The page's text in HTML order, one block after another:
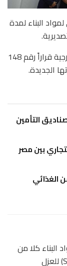
البناء لمدة
وأصدر حسن الخطيب وزير الاستثمار والتجارة الخارجية قراراً رقم 148
التأمين
التجاري بين مصر
الغذائي
البناء كلا من
وليد جمال الدين شركة سميث تروى (Smith Tory) للعزل